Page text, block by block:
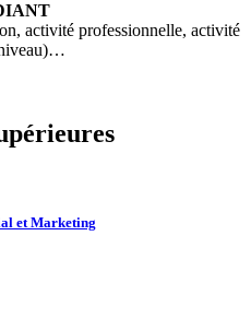
activité professionnelle, activité
et Marketing